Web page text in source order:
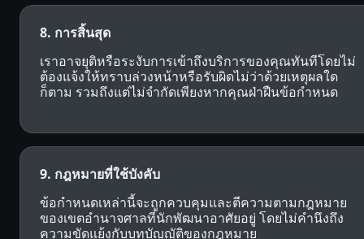
8. การสิ้นสุด
เราอาจยุติหรือระงับการเข้าถึงบริการของคุณทันทีโดยไม่
ต้องแจ้งให้ทราบล่วงหน้าหรือรับผิดไม่ว่าด้วยเหตุผลใด
ก็ตาม รวมถึงแต่ไม่จำกัดเพียงหากคุณฝ่าฝืนข้อกำหนด
9. กฎหมายที่ใช้บังคับ
ข้อกำหนดเหล่านี้จะถูกควบคุมและตีความตามกฎหมาย
ของเขตอำนาจศาลที่นักพัฒนาอาศัยอยู่ โดยไม่คำนึงถึง
ความขัดแย้งกับบทบัญญัติของกฎหมาย